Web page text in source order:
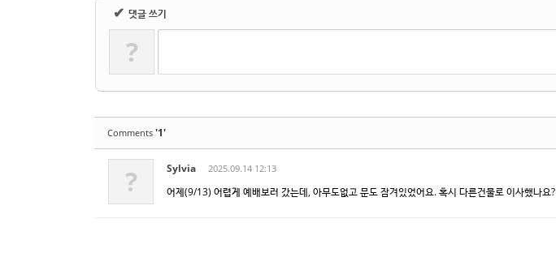
✔ 댓글 쓰기
?
Comments '1'
? Sylvia 2025.09.14 12:13
어제(9/13) 어렵게 예배보러 갔는데, 아무도없고 문도 잠겨있었어요. 혹시 다른건물로 이사했나요?